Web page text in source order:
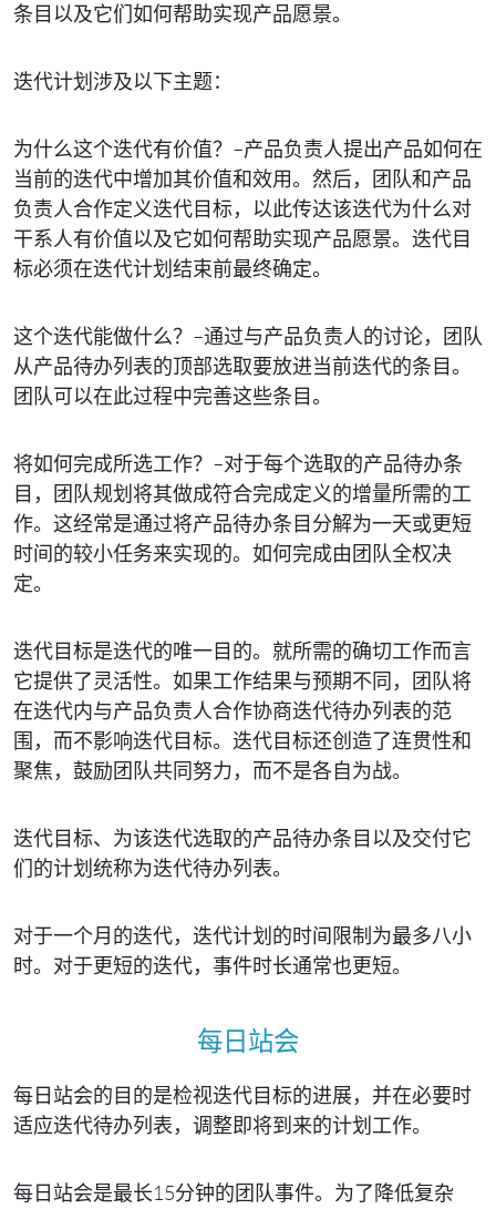
条目以及它们如何帮助实现产品愿景。
迭代计划涉及以下主题：
为什么这个迭代有价值？ –产品负责人提出产品如何在
当前的迭代中增加其价值和效用。然后，团队和产品
负责人合作定义迭代目标，以此传达该迭代为什么对
干系人有价值以及它如何帮助实现产品愿景。迭代目
标必须在迭代计划结束前最终确定。
这个迭代能做什么？ –通过与产品负责人的讨论，团队
从产品待办列表的顶部选取要放进当前迭代的条目。
团队可以在此过程中完善这些条目。
将如何完成所选工作？ –对于每个选取的产品待办条
目，团队规划将其做成符合完成定义的增量所需的工
作。这经常是通过将产品待办条目分解为一天或更短
时间的较小任务来实现的。如何完成由团队全权决
定。
迭代目标是迭代的唯一目的。就所需的确切工作而言
它提供了灵活性。如果工作结果与预期不同，团队将
在迭代内与产品负责人合作协商迭代待办列表的范
围，而不影响迭代目标。迭代目标还创造了连贯性和
聚焦，鼓励团队共同努力，而不是各自为战。
迭代目标、为该迭代选取的产品待办条目以及交付它
们的计划统称为迭代待办列表。
对于一个月的迭代，迭代计划的时间限制为最多八小
时。对于更短的迭代，事件时长通常也更短。
每日站会
每日站会的目的是检视迭代目标的进展，并在必要时
适应迭代待办列表，调整即将到来的计划工作。
每日站会是最长15分钟的团队事件。为了降低复杂